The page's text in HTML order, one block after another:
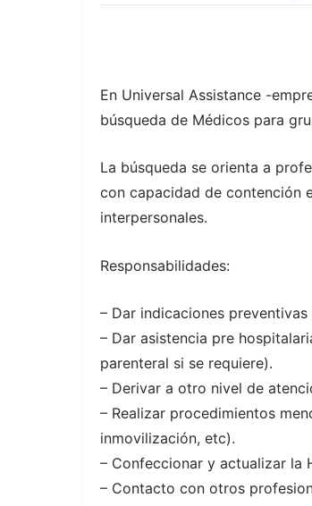
En Universal Assistance -
búsqueda de Médicos para
La búsqueda se orienta a
con capacidad de contención
interpersonales.
Responsabilidades:
– Dar indicaciones
– Dar asistencia pre
parenteral si se requiere).
– Derivar a otro nivel de
– Realizar procedimientos
inmovilización, etc).
– Confeccionar y actualizar la
– Contacto con otros